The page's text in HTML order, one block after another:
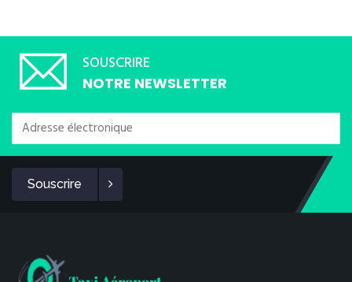
SOUSCRIRE
NOTRE NEWSLETTER
Souscrire